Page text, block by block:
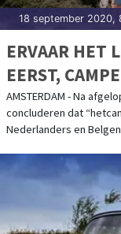
18 september 2020,
ERVAAR HET
EERST,
AMSTERDAM - Na
concluderen dat
Nederlanders en